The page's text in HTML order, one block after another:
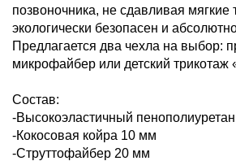
позвоночника, не сдавливая мягкие
экологически безопасен и
Предлагается два чехла на выбор:
микрофайбер или детский трикотаж
Состав:
-Высокоэластичный
-Кокосовая койра 10 мм
-Струттофайбер 20 мм